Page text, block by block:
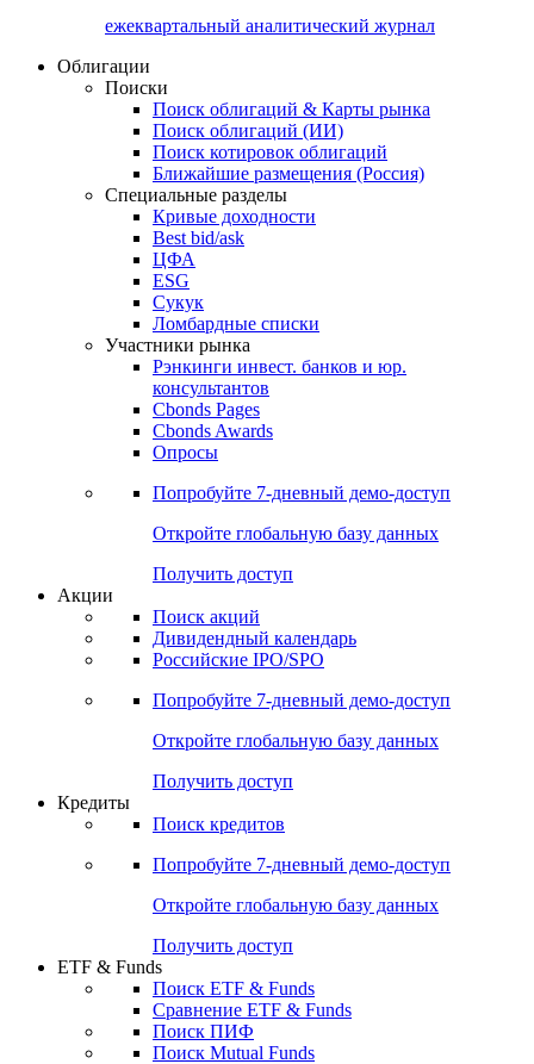
ежеквартальный аналитический журнал
Облигации
Поиски
Поиск облигаций & Карты рынка
Поиск облигаций (ИИ)
Поиск котировок облигаций
Ближайшие размещения (Россия)
Специальные разделы
Кривые доходности
Best bid/ask
ЦФА
ESG
Сукук
Ломбардные списки
Участники рынка
Рэнкинги инвест. банков и юр.
консультантов
Cbonds Pages
Cbonds Awards
Опросы
Попробуйте 7-дневный демо-доступ
Откройте глобальную базу данных
Получить доступ
Акции
Поиск акций
Дивидендный календарь
Российские IPO/SPO
Попробуйте 7-дневный демо-доступ
Откройте глобальную базу данных
Получить доступ
Кредиты
Поиск кредитов
Попробуйте 7-дневный демо-доступ
Откройте глобальную базу данных
Получить доступ
ETF & Funds
Поиск ETF & Funds
Сравнение ETF & Funds
Поиск ПИФ
Поиск Mutual Funds